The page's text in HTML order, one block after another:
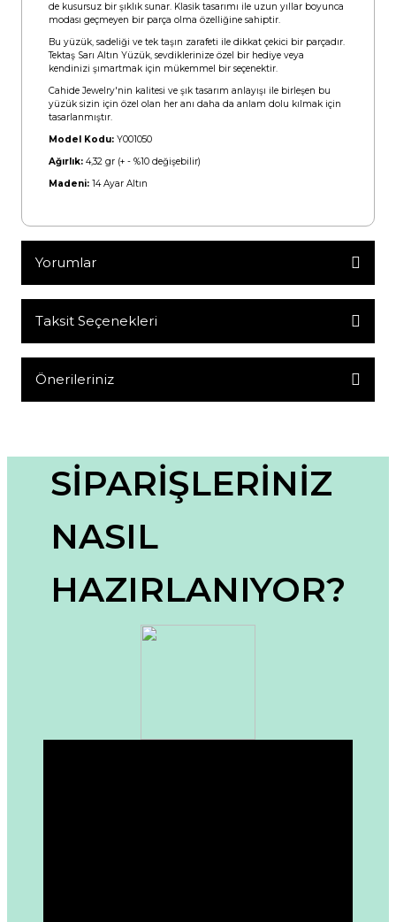
de kusursuz bir şıklık sunar. Klasik tasarımı ile uzun yıllar boyunca
modası geçmeyen bir parça olma özelliğine sahiptir.
Bu yüzük, sadeliği ve tek taşın zarafeti ile dikkat çekici bir parçadır.
Tektaş Sarı Altın Yüzük, sevdiklerinize özel bir hediye veya
kendinizi şımartmak için mükemmel bir seçenektir.
Cahide Jewelry'nin kalitesi ve şık tasarım anlayışı ile birleşen bu
yüzük sizin için özel olan her anı daha da anlam dolu kılmak için
tasarlanmıştır.
Model Kodu: Y001050
Ağırlık: 4,32 gr (+ - %10 değişebilir)
Madeni: 14 Ayar Altın
Yorumlar
Bu ürüne ilk yorumu siz yapın!
Taksit Seçenekleri
Önerileriniz
Görüş ve önerileriniz için teşekkür ederiz.
Ürün resmi kalitesiz, bozuk veya görüntülenemiyor.
Ürün açıklamasında eksik bilgiler bulunuyor.
Ürün fiyatı diğer sitelerden daha pahalı.
Bu ürüne benzer farklı alternatifler olmalı.
SİPARİŞLERİNİZ
NASIL
HAZIRLANIYOR?